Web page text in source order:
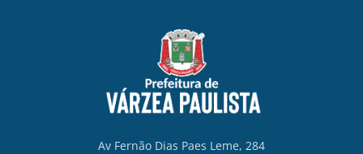
Av Fernão Dias Paes Leme, 284